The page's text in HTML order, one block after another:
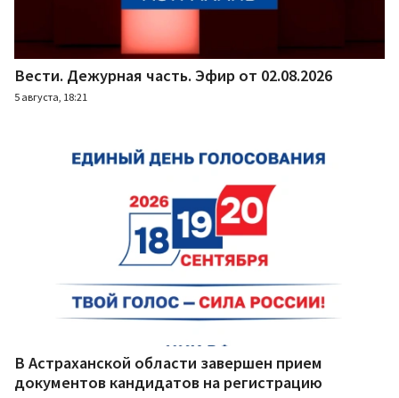
Вести. Дежурная часть. Эфир от 02.08.2026
5 августа, 18:21
В Астраханской области завершен прием
документов кандидатов на регистрацию